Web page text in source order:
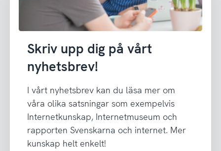
Skriv upp dig på vårt
nyhetsbrev!
I vårt nyhetsbrev kan du läsa mer om
våra olika satsningar som exempelvis
Internetkunskap, Internetmuseum och
rapporten Svenskarna och internet. Mer
kunskap helt enkelt!